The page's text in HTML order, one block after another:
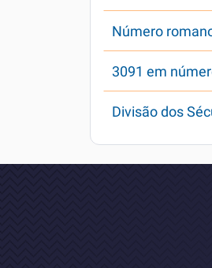
Número
3091 em
Divisão dos